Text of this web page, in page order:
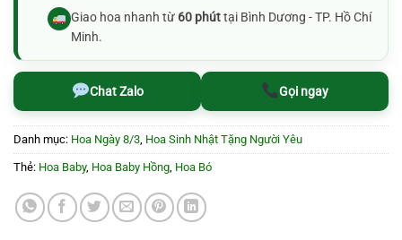
Giao hoa nhanh từ 60 phúttại Bình Dương - TP. Hồ Chí
Minh.
Chat Zalo Gọi ngay
Danh mục: Hoa Ngày 8/3 Hoa Sinh Nhật Tặng Người Yêu
Thẻ: Hoa Baby, Hoa Baby Hồng Hoa Bó